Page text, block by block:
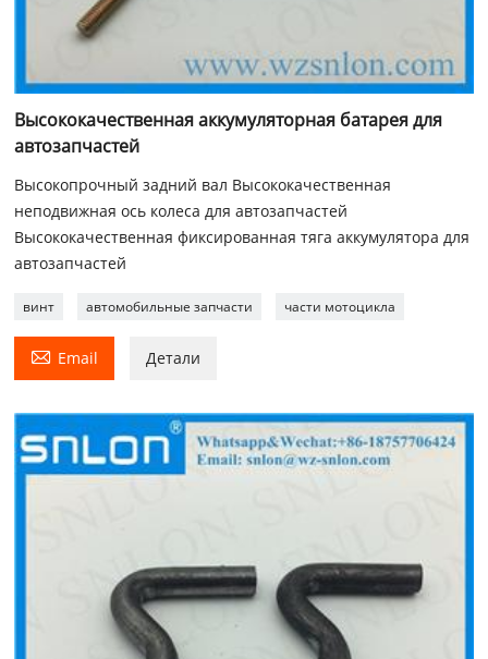
Высококачественная аккумуляторная батарея для
автозапчастей
Высокопрочный задний вал Высококачественная
неподвижная ось колеса для автозапчастей
Высококачественная фиксированная тяга аккумулятора для
автозапчастей
винт автомобильные запчасти части мотоцикла
 Email Детали